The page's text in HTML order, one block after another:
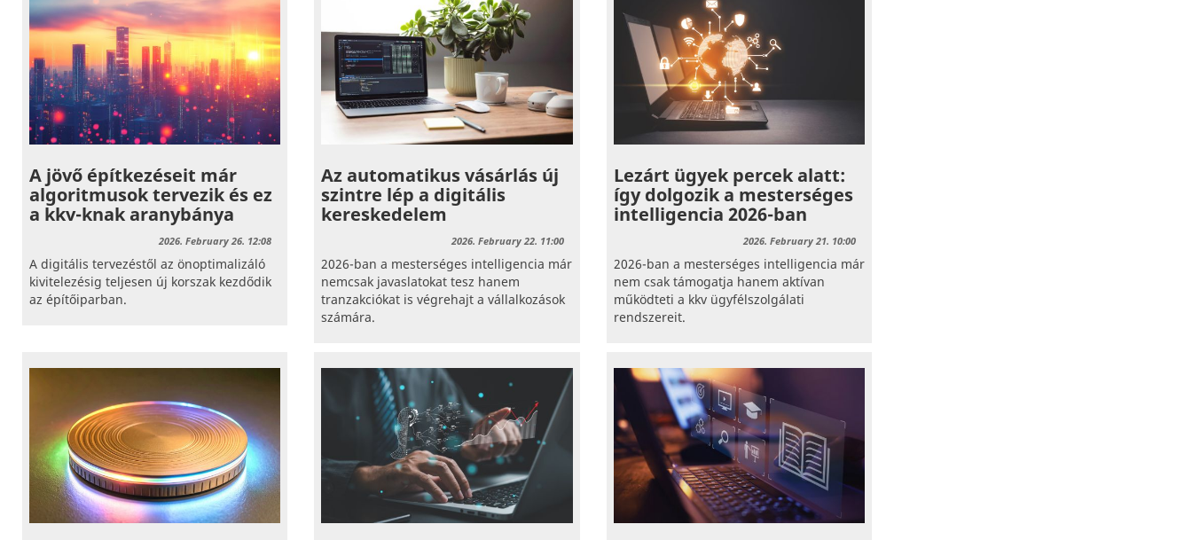
A jövő építkezéseit már
algoritmusok tervezik és ez
a kkv-knak aranybánya
2026. February 26. 12:08
A digitális tervezéstől az önoptimalizáló
kivitelezésig teljesen új korszak kezdődik
az építőiparban.
Az automatikus vásárlás új
szintre lép a digitális
kereskedelem
2026. February 22. 11:00
2026-ban a mesterséges intelligencia már
nemcsak javaslatokat tesz hanem
tranzakciókat is végrehajt a vállalkozások
számára.
Lezárt ügyek percek alatt:
így dolgozik a mesterséges
intelligencia 2026-ban
2026. February 21. 10:00
2026-ban a mesterséges intelligencia már
nem csak támogatja hanem aktívan
működteti a kkv ügyfélszolgálati
rendszereit.